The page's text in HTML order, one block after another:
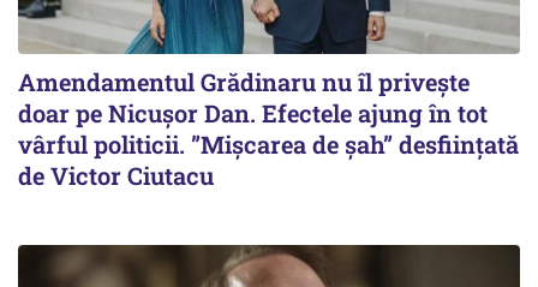
Amendamentul Grădinaru nu îl privește
doar pe Nicușor Dan. Efectele ajung în tot
vârful politicii. ”Mișcarea de șah” desființată
de Victor Ciutacu